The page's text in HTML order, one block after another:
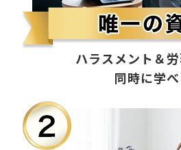
ハラスメント＆
同時に学